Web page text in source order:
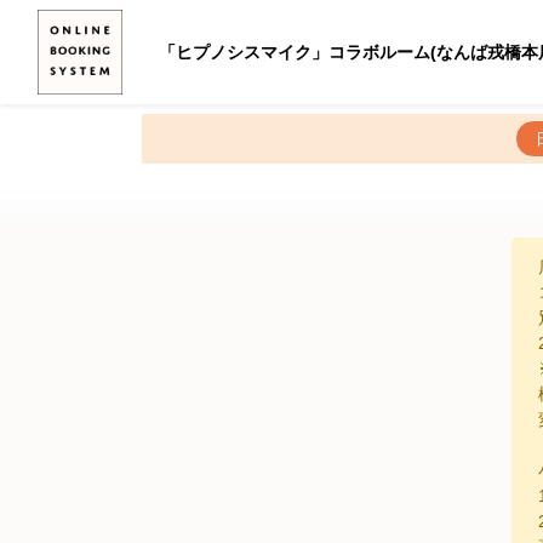
「ヒプノシスマイク」コラボルーム(なんば戎橋